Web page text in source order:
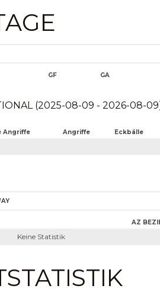
GF GA
(2025-08-09 - 2026-08-
Angriffe Angriffe Eckbälle
AZ
Keine Statistik